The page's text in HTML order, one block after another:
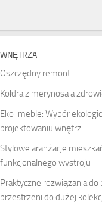
WNĘTRZA
Oszczędny remont
Kołdra z merynosa a
Eko-meble: Wybór
projektowaniu wnętrz
Stylowe aranżacje
funkcjonalnego wystroju
Praktyczne rozwiązania do
przestrzeni do dużej